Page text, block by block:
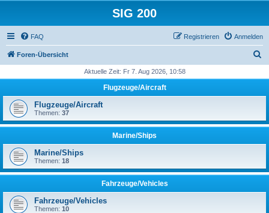
SIG 200
FAQ Anmelden
Registrieren
Foren-Übersicht
h
Aktuelle Zeit: Fr 7. Aug 2026, 10:58
Flugzeuge/Aircraft
Flugzeuge/Aircraft
Themen: 37
Marine/Ships
Marine/Ships
Themen: 18
Fahrzeuge/Vehicles
Fahrzeuge/Vehicles
Themen: 10